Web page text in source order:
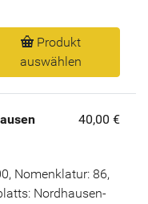
Produkt
auswählen
40,00 €
Nomenklatur: 86,
Nordhausen-